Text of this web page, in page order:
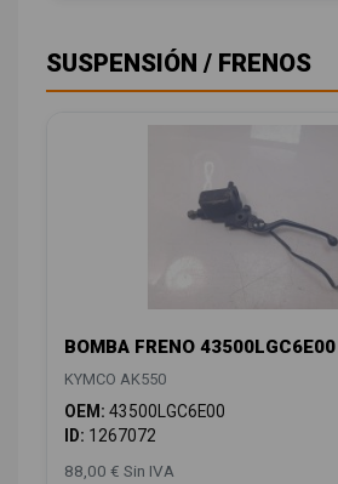
SUSPENSIÓN / FRENOS
BOMBA FRENO 43500LGC6E00
KYMCO AK550
OEM: 43500LGC6E00
ID: 1267072
88,00 € Sin IVA